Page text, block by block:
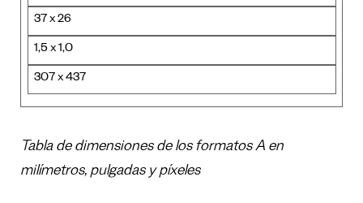
37 x 26
1,5 x 1,0
307 x 437
Tabla de dimensiones de los formatos A en
milímetros, pulgadas y píxeles